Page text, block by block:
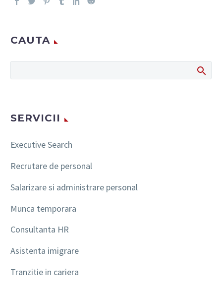
CAUTA
SERVICII
Executive Search
Recrutare de personal
Salarizare si administrare personal
Munca temporara
Consultanta HR
Asistenta imigrare
Tranzitie in cariera